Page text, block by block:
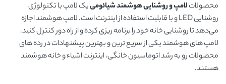
محصولاتلامپ و روشنایی هوشمند شیائومییک لامپ با تکنولوژی
روشنایی LED و با قابلیت استفاده از اینترنت است. لامپ هوشمند اجازه
می‌دهد تا روشنایی خانه خود را برنامه ریزی کرده و از راه دور کنترل کنید.
لامپ های هوشمند یکی از سریع ترین و بهترین پیشنهادات در رده های
محصولات رو به رشد اتوماسیون خانگی، اینترنت اشیاء و خانه هوشمند
هستند.